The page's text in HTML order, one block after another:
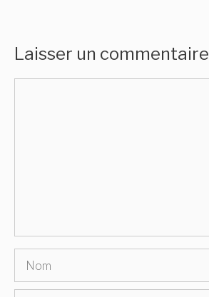
Laisser un commentaire
Nom